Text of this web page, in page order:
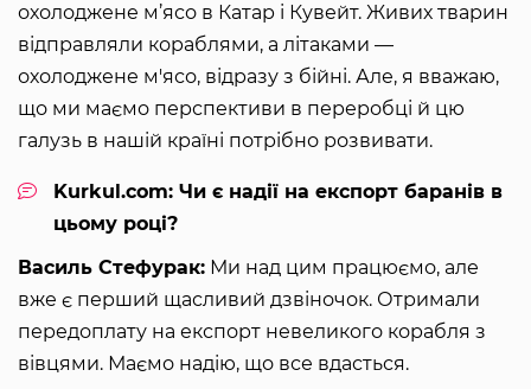
охолоджене м’ясо в Катар і Кувейт. Живих тварин
відправляли кораблями, а літаками —
охолоджене м'ясо, відразу з бійні. Але, я вважаю,
що ми маємо перспективи в переробці й цю
галузь в нашій країні потрібно розвивати.
Kurkul.com: Чи є надії на експорт баранів в
цьому році?
Василь Стефурак: Ми над цим працюємо, але
вже є перший щасливий дзвіночок. Отримали
передоплату на експорт невеликого корабля з
вівцями. Маємо надію, що все вдасться.